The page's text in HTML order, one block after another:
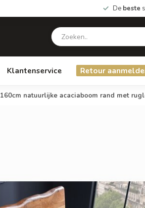
De beste
Klantenservice Retour
natuurlijke acaciaboom rand met